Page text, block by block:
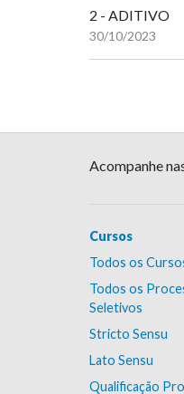
2 - ADITIVO
30/10/2023
Acompanhe
Cursos
Todos os
Todos os
Seletivos
Stricto Sensu
Lato Sensu
Qualificação